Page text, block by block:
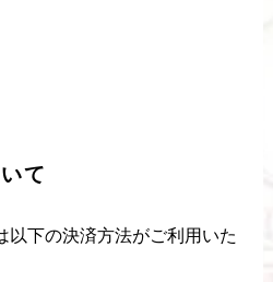
て
以下の決済方法がご利用いた